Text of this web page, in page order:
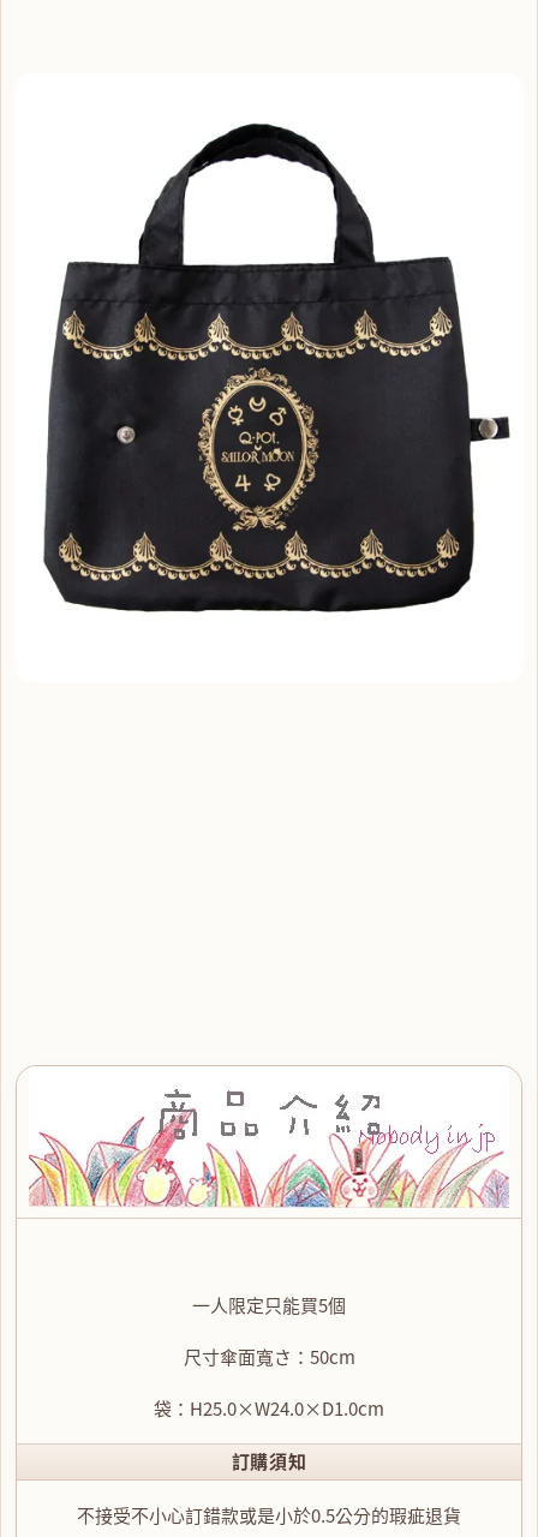
一人限定只能買5個
尺寸傘面寬さ：50cm
袋：H25.0×W24.0×D1.0cm
訂購須知
不接受不小心訂錯款或是小於0.5公分的瑕疵退貨